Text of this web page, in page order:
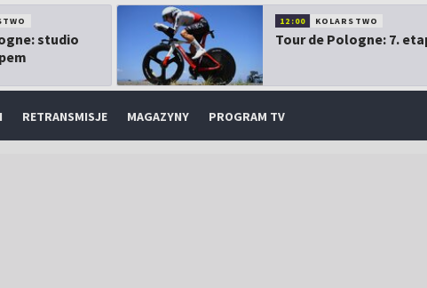
studio
12:00 KOLARSTWO
Tour de Pologne: 7.
RETRANSMISJE MAGAZYNY PROGRAM TV